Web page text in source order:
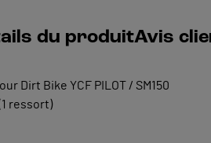
du produitAvis
Dirt Bike YCF PILOT / SM150
ressort)